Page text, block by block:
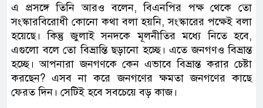
এ প্রসঙ্গে তিনি আরও বলেন, বিএনপির পক্ষ থেকে তো
সংস্কারবিরোধী কোনো কথা বলা হয়নি, সংস্কারের পক্ষেই বলা
হয়েছে। কিন্তু জুলাই সনদকে মূলনীতির মধ্যে নিতে হবে,
এগুলো বলে তো বিভ্রান্তি ছড়ানো হচ্ছে। এতে জনগণও বিভ্রান্ত
হচ্ছে। আপনারা জনগণকে কেন এভাবে বিভ্রান্ত করার চেষ্টা
করছেন? এসব না করে জনগণের ক্ষমতা জনগণের কাছে
ফেরত দিন। সেটিই হবে সবচেয়ে বড় কাজ।